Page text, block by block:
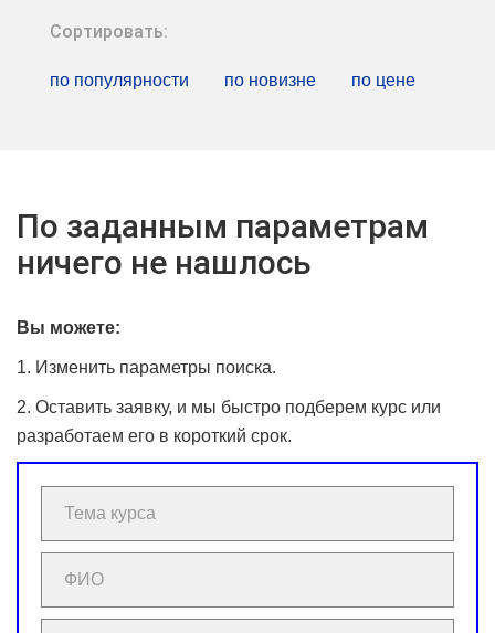
Сортировать:
по популярности по новизне по цене
По заданным параметрам
ничего не нашлось
Вы можете:
1. Изменить параметры поиска.
2. Оставить заявку, и мы быстро подберем курс или
разработаем его в короткий срок.